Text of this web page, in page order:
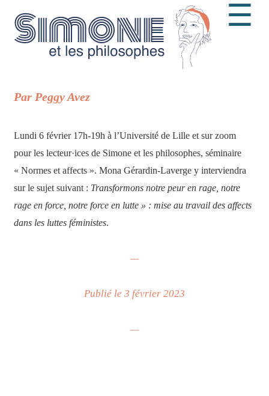
☰
Par Peggy Avez
Lundi 6 février 17h-19h à l’Université de Lille et sur zoom
pour les lecteur·ices de Simone et les philosophes, séminaire
« Normes et affects ». Mona Gérardin-Laverge y interviendra
sur le sujet suivant : Transformons notre peur en rage, notre
rage en force, notre force en lutte » : mise au travail des affects
dans les luttes féministes.
—
Publié le 3 février 2023
—